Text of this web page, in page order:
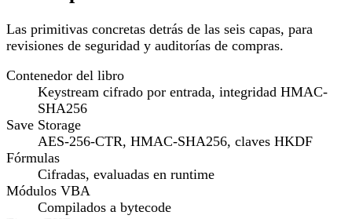
Las primitivas concretas detrás de las seis capas, para
revisiones de seguridad y auditorías de compras.
Contenedor del libro
Keystream cifrado por entrada, integridad HMAC-
SHA256
Save Storage
AES-256-CTR, HMAC-SHA256, claves HKDF
Fórmulas
Cifradas, evaluadas en runtime
Módulos VBA
Compilados a bytecode